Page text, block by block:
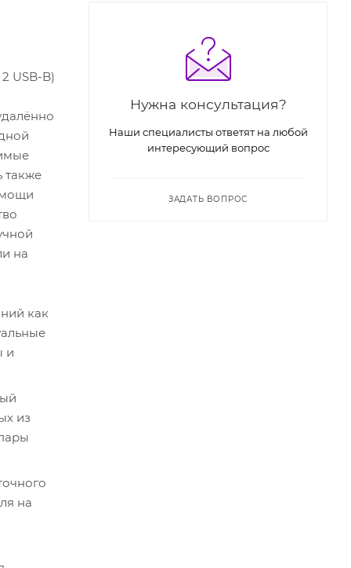
USB-B)
также
на
как
и
из
на
Нужна консультация?
Наши специалисты ответят на любой
интересующий вопрос
ЗАДАТЬ ВОПРОС